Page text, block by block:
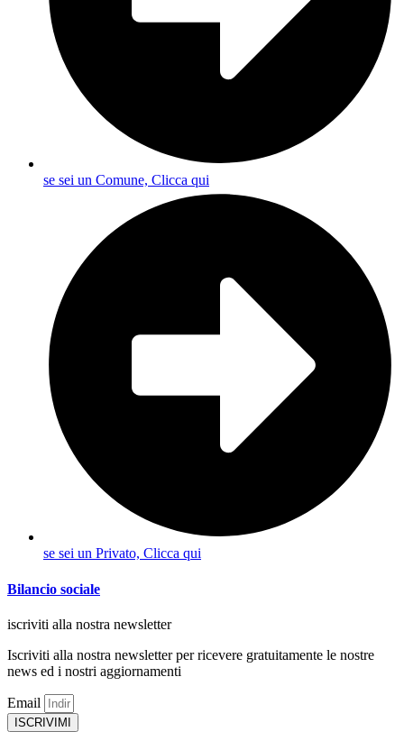
se sei un Comune, Clicca qui
se sei un Privato, Clicca qui
Bilancio sociale
iscriviti alla nostra newsletter
Iscriviti alla nostra newsletter per ricevere gratuitamente le nostre
news ed i nostri aggiornamenti
Email
ISCRIVIMI